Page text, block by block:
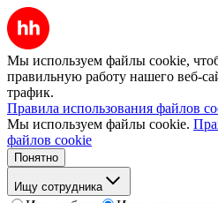
Мы используем файлы cookie,
правильную работу нашего веб-
трафик.
Правила использования файлов
Мы используем файлы cookie.
файлов cookie
Понятно
Ищу сотрудника